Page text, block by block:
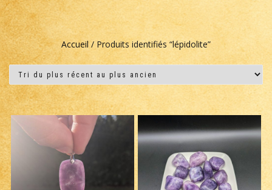
Accueil/ Produits identifiés “lépidolite”